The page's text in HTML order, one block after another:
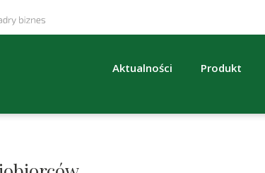
Aktualności Produkt